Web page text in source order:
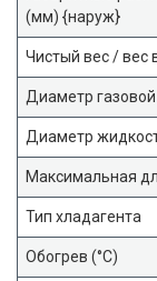
(мм) {наруж}
Чистый вес / вес
Диаметр
Диаметр
Максимальная
Тип хладагента
Обогрев (°С)